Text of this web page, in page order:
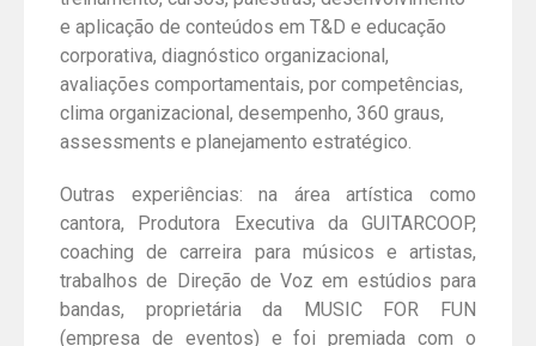
e aplicação de conteúdos em T&D e educação
corporativa, diagnóstico organizacional,
avaliações comportamentais, por competências,
clima organizacional, desempenho, 360 graus,
assessments e planejamento estratégico.
Outras experiências: na área artística como
cantora, Produtora Executiva da GUITARCOOP,
coaching de carreira para músicos e artistas,
trabalhos de Direção de Voz em estúdios para
bandas, proprietária da MUSIC FOR FUN
(empresa de eventos) e foi premiada com o